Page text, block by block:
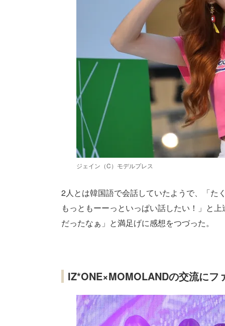
ジェイン（C）モデルプレス
2人とは韓国語で会話していたようで、「た
もっともーーっといっぱい話したい！」と
だったなぁ」と満足げに感想をつづった。
IZ*ONE×MOMOLANDの交流にフ